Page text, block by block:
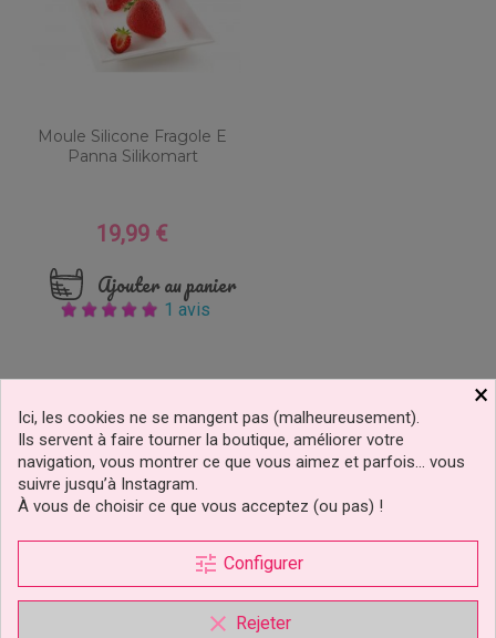
Moule Silicone Fragole E
Panna Silikomart
Prix
19,99 €
Ajouter au panier
1 avis
5 autres produits dans la même
catégorie :
×
Ici, les cookies ne se mangent pas (malheureusement).
Ils servent à faire tourner la boutique, améliorer votre
navigation, vous montrer ce que vous aimez et parfois… vous
suivre jusqu’à Instagram.
À vous de choisir ce que vous acceptez (ou pas) !
tune Configurer
clear Rejeter